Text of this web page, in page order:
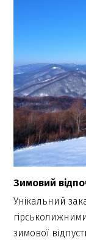
Зимовий
Унікальний
зимової